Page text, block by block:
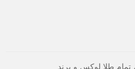
، تمام طلا لوکس و برند